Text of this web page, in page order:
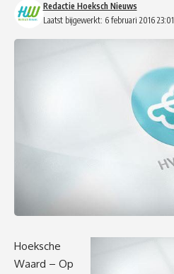
Laatst bijgewerkt: 6 februari 2016 23:01
Redactie Hoeksch Nieuws
Hoeksche
Waard – Op